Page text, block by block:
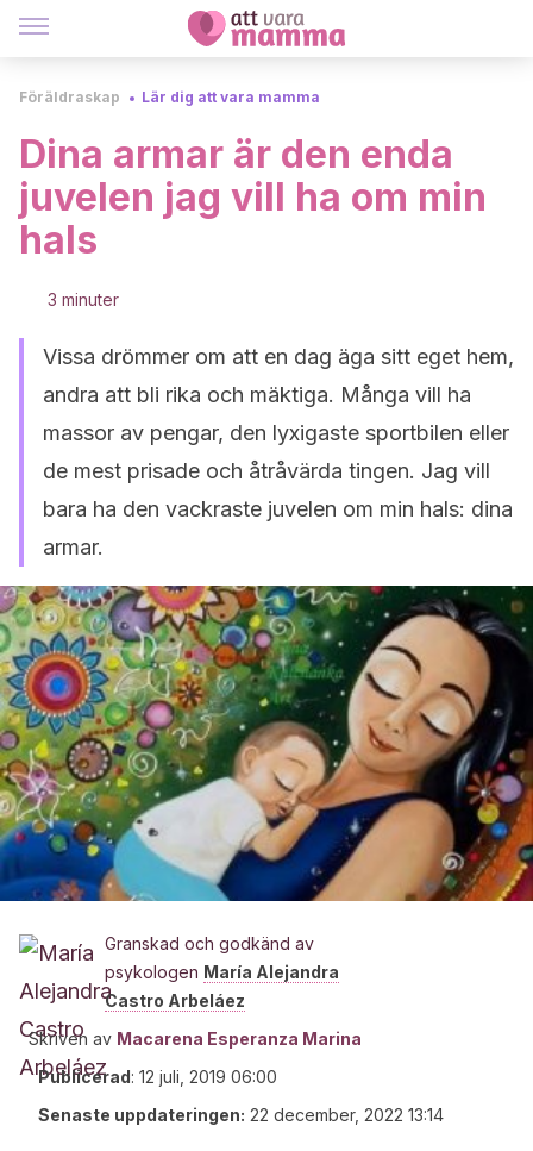
Föräldraskap Lär dig att vara mamma
Dina armar är den enda
juvelen jag vill ha om min
hals
3 minuter
Vissa drömmer om att en dag äga sitt eget hem,
andra att bli rika och mäktiga. Många vill ha
massor av pengar, den lyxigaste sportbilen eller
de mest prisade och åtråvärda tingen. Jag vill
bara ha den vackraste juvelen om min hals: dina
armar.
Granskad och godkänd av
psykologen María Alejandra
Castro Arbeláez
Skriven av Macarena Esperanza Marina
Publicerad: 12 juli, 2019 06:00
Senaste uppdateringen: 22 december, 2022 13:14